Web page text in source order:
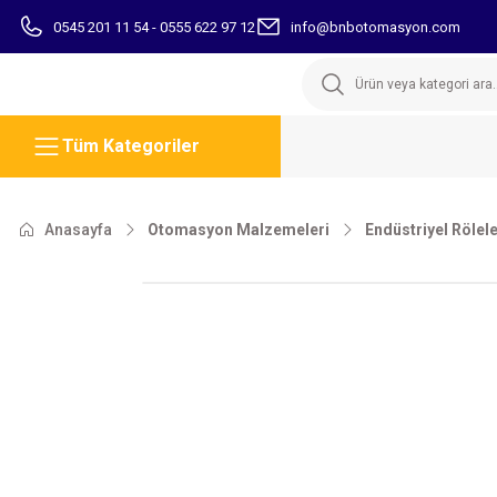
0545 201 11 54 - 0555 622 97 12 info@bnbotomasyon.com
Tüm Kategoriler
Anasayfa Otomasyon Malzemeleri Endüstriyel